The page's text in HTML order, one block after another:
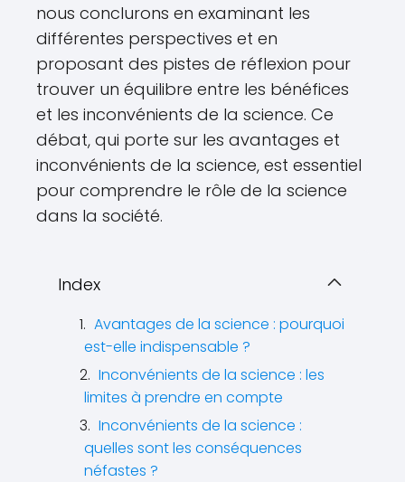
nous conclurons en examinant les
différentes perspectives et en
proposant des pistes de réflexion pour
trouver un équilibre entre les bénéfices
et les inconvénients de la science. Ce
débat, qui porte sur les avantages et
inconvénients de la science, est essentiel
pour comprendre le rôle de la science
dans la société.
Index
Avantages de la science : pourquoi
est-elle indispensable ?
Inconvénients de la science : les
limites à prendre en compte
Inconvénients de la science :
quelles sont les conséquences
néfastes ?